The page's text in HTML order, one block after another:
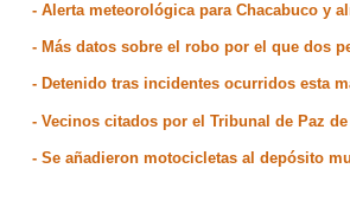
- Alerta meteorológica para Chacabuco y
- Más datos sobre el robo por el que dos
- Detenido tras incidentes ocurridos esta
- Vecinos citados por el Tribunal de Paz
- Se añadieron motocicletas al depósito